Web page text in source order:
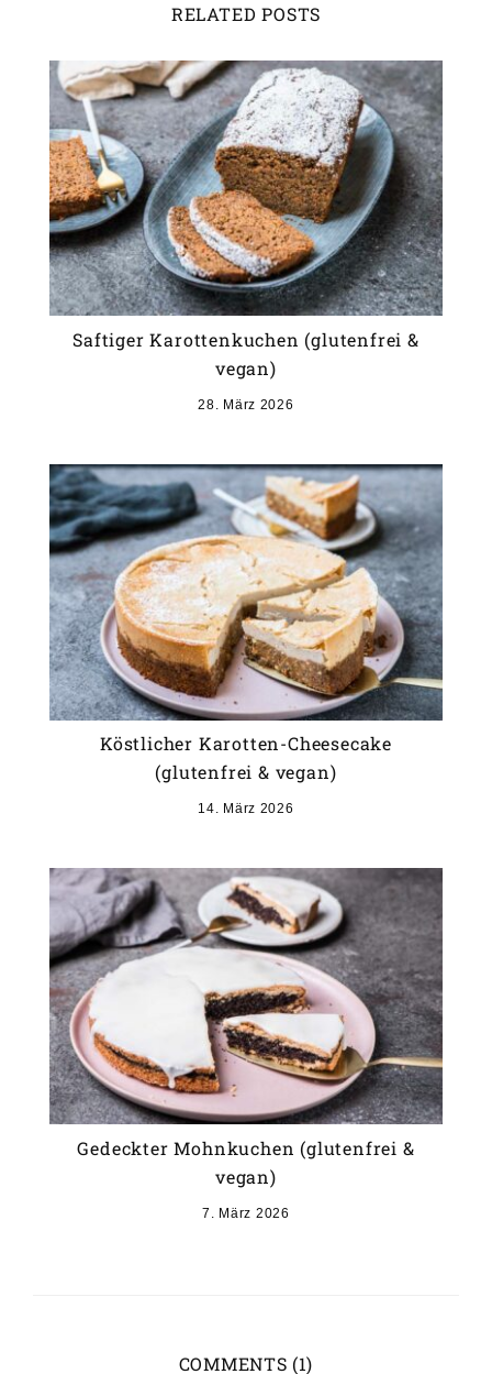
RELATED POSTS
Saftiger Karottenkuchen (glutenfrei &
vegan)
28. März 2026
Köstlicher Karotten-Cheesecake
(glutenfrei & vegan)
14. März 2026
Gedeckter Mohnkuchen (glutenfrei &
vegan)
7. März 2026
COMMENTS (1)